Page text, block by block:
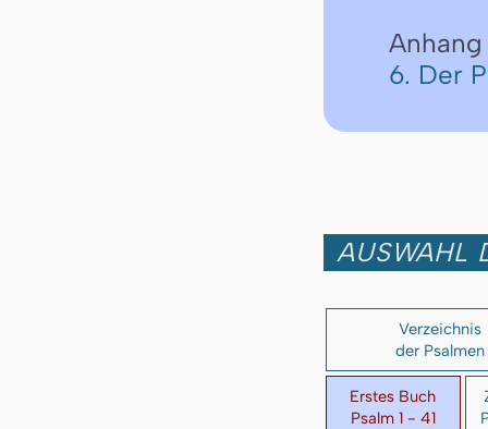
Anhang
6. Der
AUSWAHL
Verzeichnis
der Psalmen
Erstes Buch
Psalm 1 - 41